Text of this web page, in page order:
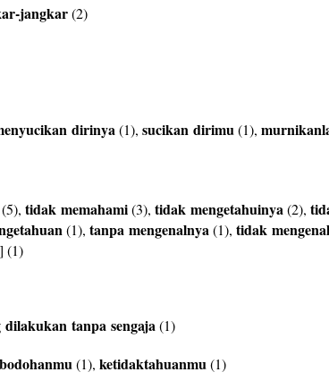
jangkar(2)
dirinya(1), sucikan dirimu(1),
(5), tidak memahami(3), tidak mengetahuinya(2),
(1), tanpa mengenalnya(1), tidak
] (1)
dilakukan tanpa sengaja(1)
(1), ketidaktahuanmu(1)